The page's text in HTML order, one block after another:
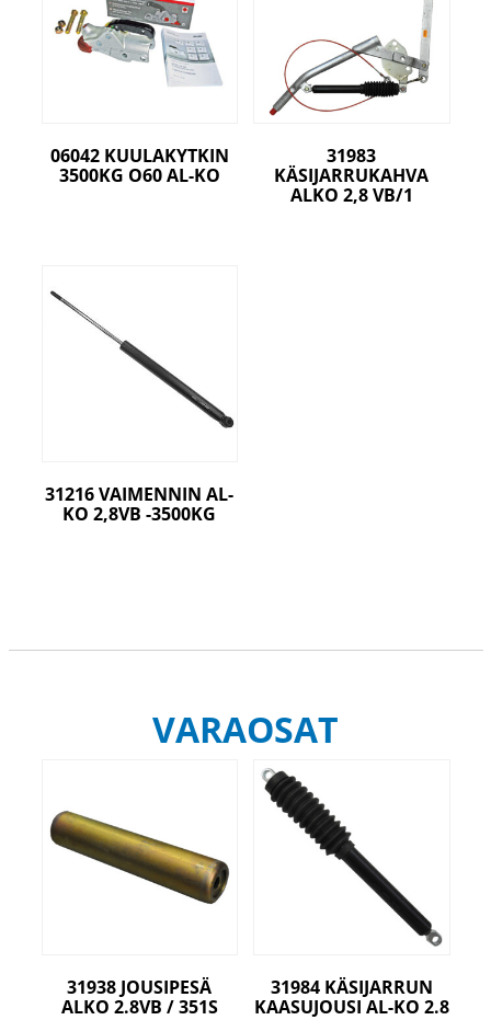
06042 KUULAKYTKIN
3500KG O60 AL-KO
31983
KÄSIJARRUKAHVA
ALKO 2,8 VB/1
31216 VAIMENNIN AL-
KO 2,8VB -3500KG
VARAOSAT
31938 JOUSIPESÄ
ALKO 2.8VB / 351S
31984 KÄSIJARRUN
KAASUJOUSI AL-KO 2.8